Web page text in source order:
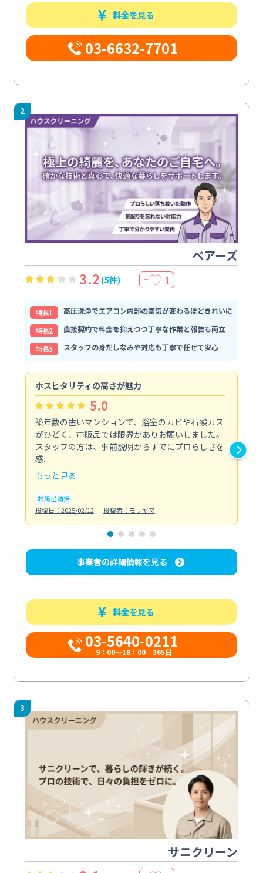
料金を見る
03-6632-7701
2
ベアーズ
3.2 (5件) ＋ 1
特⻑1
高圧洗浄でエアコン内部の空気が変わるほどきれいに
特⻑2
直接契約で料金を抑えつつ丁寧な作業と報告も両立
特⻑3
スタッフの身だしなみや対応も丁寧で任せて安心
ホスピタリティの高さが魅力
5.0
築年数の古いマンションで、浴室のカビや石鹸カス
がひどく、市販品では限界がありお願いしました。
スタッフの方は、事前説明からすでにプロらしさを
感...
もっと見る
お風呂清掃
投稿日：2025/02/12
投稿者：モリヤマ
事業者の詳細情報を見る
料金を見る
03-5640-0211
9：00～18：00 365日
3
サニクリーン